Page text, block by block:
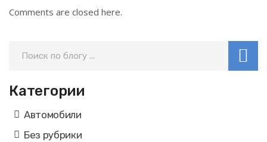
Comments are closed here.
Категории
Автомобили
Без рубрики